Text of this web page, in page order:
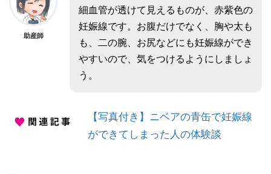
助産師
細血管が透けて見えるものが、赤紫色の
妊娠線です。お腹だけでなく、胸や太も
も、二の腕、お尻などにも妊娠線ができ
やすいので、気をつけるようにしましょ
う。
【写真付き】ニベアの青缶で妊娠線
ができてしまった人の体験談